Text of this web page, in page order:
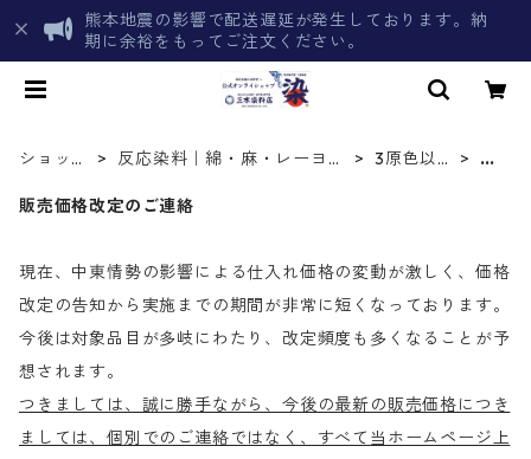
熊本地震の影響で配送遅延が発生しております。納
期に余裕をもってご注文ください。
ショップ
反応染料｜綿・麻・レーヨン
3原色以外
黒
販売価格改定のご連絡
現在、中東情勢の影響による仕入れ価格の変動が激しく、価格
改定の告知から実施までの期間が非常に短くなっております。
今後は対象品目が多岐にわたり、改定頻度も多くなることが予
想されます。
つきましては、誠に勝手ながら、今後の最新の販売価格につき
ましては、個別でのご連絡ではなく、すべて当ホームページ上